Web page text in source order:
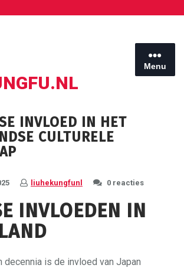
Menu
INVLOED IN HET
CULTURELE
liuhekungfunl 0 reacties
INVLOEDEN IN
decennia is de invloed van Japan